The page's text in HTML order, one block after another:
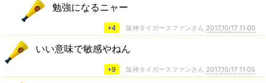
勉強になるニャー
+4 阪神タイガースファンさん 2017,10/17 11:00
いい意味で敏感やねん
+9 阪神タイガースファンさん 2017,10/17 11:05